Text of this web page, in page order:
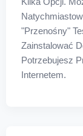
"przenośny"
Zainstalować
Potrzebujesz
Internetem.